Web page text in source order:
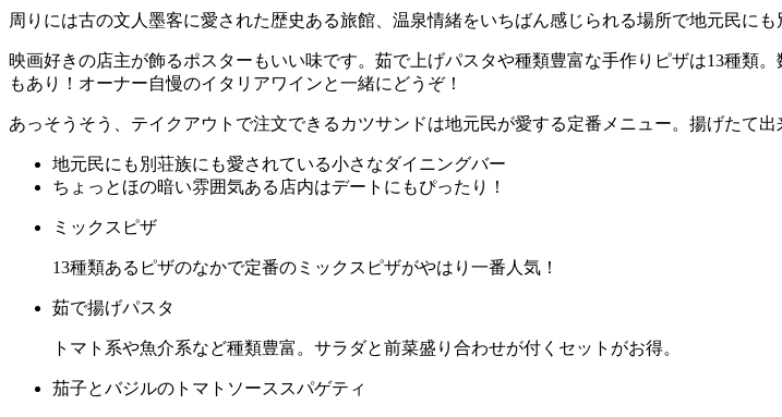
周りには古の文人墨客に愛された歴史ある旅館、温泉情緒をいちばん感じられる場所で地元民に
映画好きの店主が飾るポスターもいい味です。茹で上げパスタや種類豊富な手作りピザは13種類
もあり！オーナー自慢のイタリアワインと一緒にどうぞ！
あっそうそう、テイクアウトで注文できるカツサンドは地元民が愛する定番メニュー。揚げたて
地元民にも別荘族にも愛されている小さなダイニングバー
ちょっとほの暗い雰囲気ある店内はデートにもぴったり！
ミックスピザ
13種類あるピザのなかで定番のミックスピザがやはり一番人気！
茹で揚げパスタ
トマト系や魚介系など種類豊富。サラダと前菜盛り合わせが付くセットがお得。
茄子とバジルのトマトソーススパゲティ